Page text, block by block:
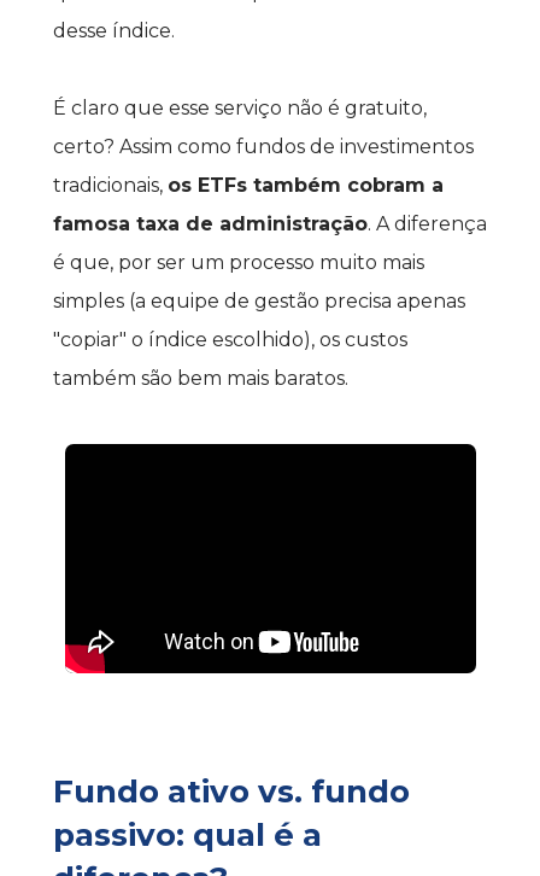
desse índice.
É claro que esse serviço não é gratuito,
certo? Assim como fundos de investimentos
tradicionais, os ETFs também cobram a
famosa taxa de administração. A diferença
é que, por ser um processo muito mais
simples (a equipe de gestão precisa apenas
"copiar" o índice escolhido), os custos
também são bem mais baratos.
Fundo ativo vs. fundo
passivo: qual é a